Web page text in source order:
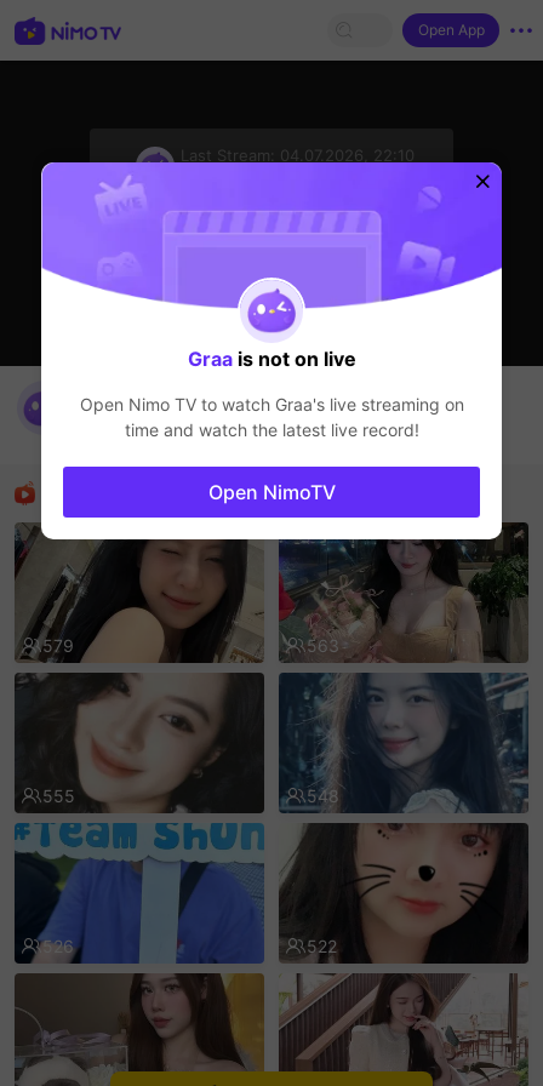
Open App
Last Stream:
04.07.2026, 22:10
Graa
Прямые трансляции
Рекомендованные стримеры
579 563
555 548
526 522
Graais not on live
Open Nimo TV to watch Graa's live streaming on
time and watch the latest live record!
Open NimoTV
sentinelEnd